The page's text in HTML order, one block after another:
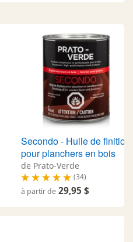
Secondo - Huile de finition
pour planchers en bois
de Prato-Verde
(34)
à partir de 29,95 $